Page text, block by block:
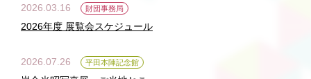
2026.03.16 財団事務局
2026年度 展覧会スケジュール
2026.07.26 平田本陣記念館